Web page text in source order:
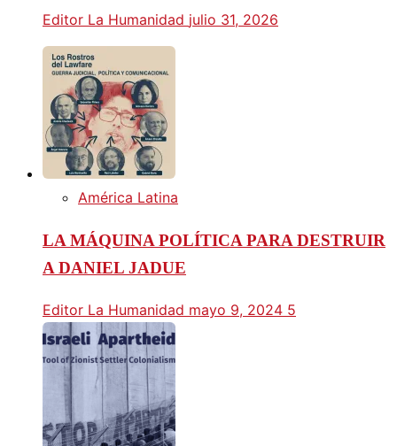
Editor La Humanidad julio 31, 2026
América Latina
LA MÁQUINA POLÍTICA PARA DESTRUIR
A DANIEL JADUE
Editor La Humanidad mayo 9, 2024 5